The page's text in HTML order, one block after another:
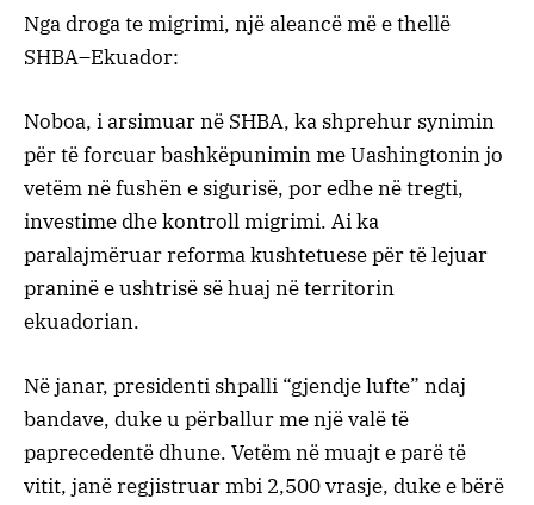
Nga droga te migrimi, një aleancë më e thellë
SHBA–Ekuador:
Noboa, i arsimuar në SHBA, ka shprehur synimin
për të forcuar bashkëpunimin me Uashingtonin jo
vetëm në fushën e sigurisë, por edhe në tregti,
investime dhe kontroll migrimi. Ai ka
paralajmëruar reforma kushtetuese për të lejuar
praninë e ushtrisë së huaj në territorin
ekuadorian.
Në janar, presidenti shpalli “gjendje lufte” ndaj
bandave, duke u përballur me një valë të
paprecedentë dhune. Vetëm në muajt e parë të
vitit, janë regjistruar mbi 2,500 vrasje, duke e bërë